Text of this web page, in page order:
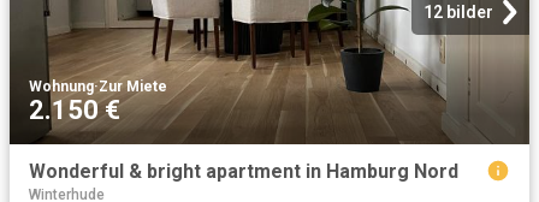
12 bilder
Wohnung·Zur Miete
2.150 €
Wonderful & bright apartment in Hamburg Nord
Winterhude